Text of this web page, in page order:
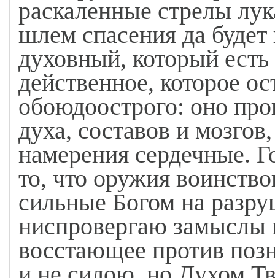
раскаленные стрелы
шлем спасения да
духовный, который
действенное, которое
обоюдоострого: оно
духа, составов и
намерения сердечные.
то, что оружия
сильные Богом на
ниспровергаю замыслы
восстающее против